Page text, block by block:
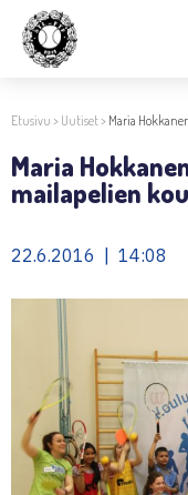
Etusivu > Uutiset> Maria
Maria
mailapelien
22.6.2016 | 14:08